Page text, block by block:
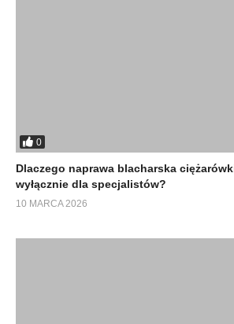
0
Dlaczego naprawa blacharska
wyłącznie dla specjalistów?
10 MARCA 2026